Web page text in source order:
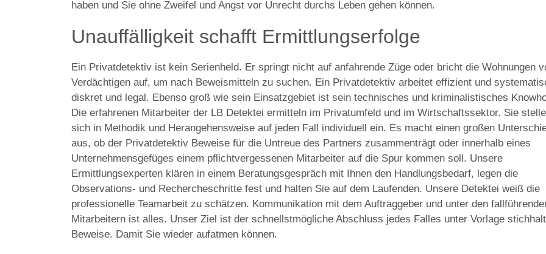
haben und Sie ohne Zweifel und Angst vor Unrecht durchs Leben gehen können.
Unauffälligkeit schafft Ermittlungserfolge
Ein Privatdetektiv ist kein Serienheld. Er springt nicht auf anfahrende Züge oder bricht die Wohnungen
Verdächtigen auf, um nach Beweismitteln zu suchen. Ein Privatdetektiv arbeitet effizient und
diskret und legal. Ebenso groß wie sein Einsatzgebiet ist sein technisches und kriminalistisches
Die erfahrenen Mitarbeiter der LB Detektei ermitteln im Privatumfeld und im Wirtschaftssektor. Sie
sich in Methodik und Herangehensweise auf jeden Fall individuell ein. Es macht einen großen
aus, ob der Privatdetektiv Beweise für die Untreue des Partners zusammenträgt oder innerhalb eines
Unternehmensgefüges einem pflichtvergessenen Mitarbeiter auf die Spur kommen soll. Unsere
Ermittlungsexperten klären in einem Beratungsgespräch mit Ihnen den Handlungsbedarf, legen die
Observations- und Rechercheschritte fest und halten Sie auf dem Laufenden. Unsere Detektei weiß die
professionelle Teamarbeit zu schätzen. Kommunikation mit dem Auftraggeber und unter den
Mitarbeitern ist alles. Unser Ziel ist der schnellstmögliche Abschluss jedes Falles unter Vorlage
Beweise. Damit Sie wieder aufatmen können.